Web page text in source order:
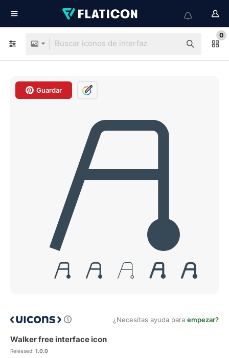
0
Guardar
¿Necesitas ayuda para empezar?
Walker free interface icon
Released: 1.0.0